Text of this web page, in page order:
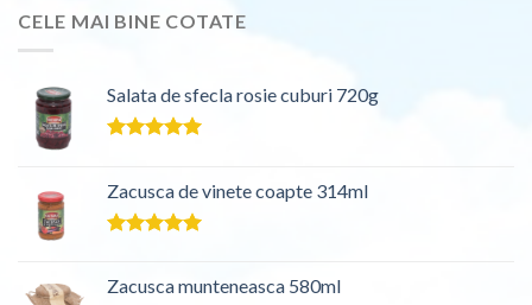
CELE MAI BINE COTATE
Salata de sfecla rosie cuburi 720g
Zacusca de vinete coapte 314ml
Zacusca munteneasca 580ml